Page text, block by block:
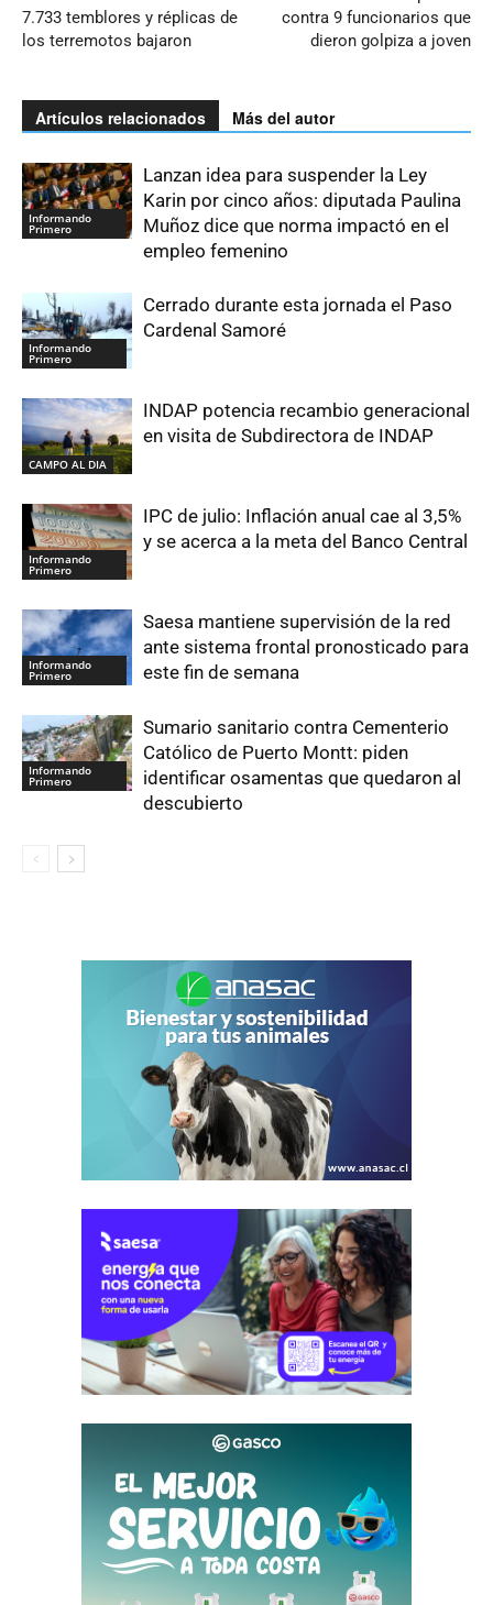
7.733 temblores y réplicas de
los terremotos bajaron
contra 9 funcionarios que
dieron golpiza a joven
Artículos relacionados Más del autor
Informando
Primero
Lanzan idea para suspender la Ley
Karin por cinco años: diputada Paulina
Muñoz dice que norma impactó en el
empleo femenino
Informando
Primero
Cerrado durante esta jornada el Paso
Cardenal Samoré
CAMPO AL DIA
INDAP potencia recambio generacional
en visita de Subdirectora de INDAP
Informando
Primero
IPC de julio: Inflación anual cae al 3,5%
y se acerca a la meta del Banco Central
Informando
Primero
Saesa mantiene supervisión de la red
ante sistema frontal pronosticado para
este fin de semana
Informando
Primero
Sumario sanitario contra Cementerio
Católico de Puerto Montt: piden
identificar osamentas que quedaron al
descubierto